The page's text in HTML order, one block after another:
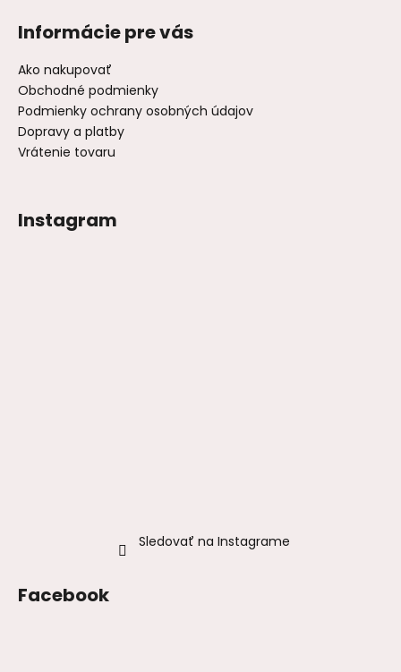
Informácie pre vás
Ako nakupovať
Obchodné podmienky
Podmienky ochrany osobných údajov
Dopravy a platby
Vrátenie tovaru
Instagram
Sledovať na Instagrame
Facebook